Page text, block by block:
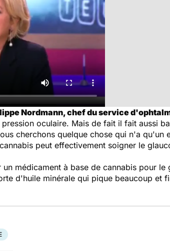
Nordmann, chef du service
oculaire. Mais de fait il fait aussi
cherchons quelque chose qui n'a
peut effectivement soigner le
médicament à base de cannabis pour
d'huile minérale qui pique beaucoup et